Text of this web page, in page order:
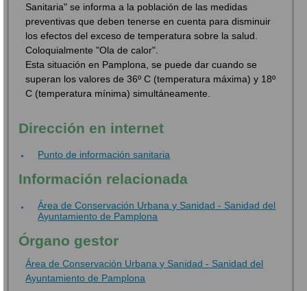
Sanitaria" se informa a la población de las medidas
preventivas que deben tenerse en cuenta para disminuir
los efectos del exceso de temperatura sobre la salud.
Coloquialmente "Ola de calor".
Esta situación en Pamplona, se puede dar cuando se
superan los valores de 36º C (temperatura máxima) y 18º
C (temperatura mínima) simultáneamente.
Dirección en internet
Punto de información sanitaria
Información relacionada
Área de Conservación Urbana y Sanidad - Sanidad del
Ayuntamiento de Pamplona
Órgano gestor
Área de Conservación Urbana y Sanidad - Sanidad del
Ayuntamiento de Pamplona